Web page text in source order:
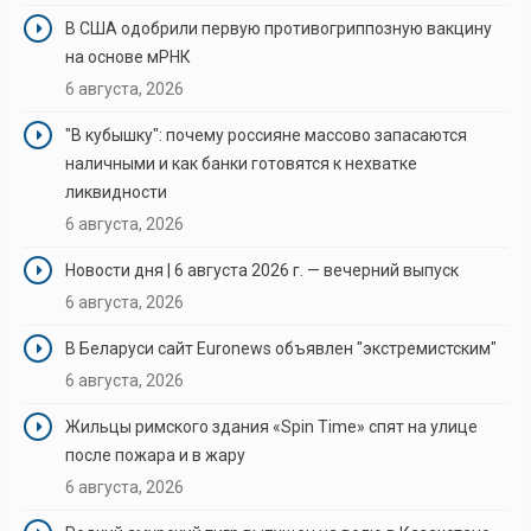
В США одобрили первую противогриппозную вакцину
на основе мРНК
6 августа, 2026
"В кубышку": почему россияне массово запасаются
наличными и как банки готовятся к нехватке
ликвидности
6 августа, 2026
Новости дня | 6 августа 2026 г. — вечерний выпуск
6 августа, 2026
В Беларуси сайт Euronews объявлен "экстремистским"
6 августа, 2026
Жильцы римского здания «Spin Time» спят на улице
после пожара и в жару
6 августа, 2026